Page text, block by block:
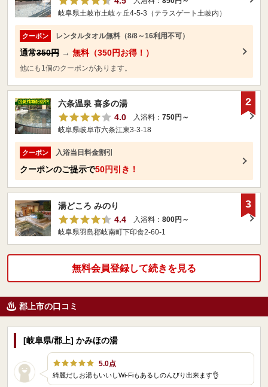
岐阜県土岐市土岐ヶ丘4-5-3（テラスゲート土岐内）
クーポン レンタルタオル無料（8/8～16利用不可）
通常350円 → 無料（350円お得！）
他にも1個のクーポンがあります。
六条温泉 喜多の湯
4.0
入浴料： 750円～
岐阜県岐阜市六条江東3-3-18
クーポン 入浴当日料金割引
クーポンのご提示で50円引き！
2
湯どころ みのり
4.4
入浴料： 800円～
岐阜県羽島郡岐南町下印食2‐60‐1
3
無料会員登録して続きを見る
郡上市の口コミ
[岐阜県/郡上] かみほの湯
5.0点
綺麗だしお湯もいいしWi-Fiもあるしのんびり出来ます👌